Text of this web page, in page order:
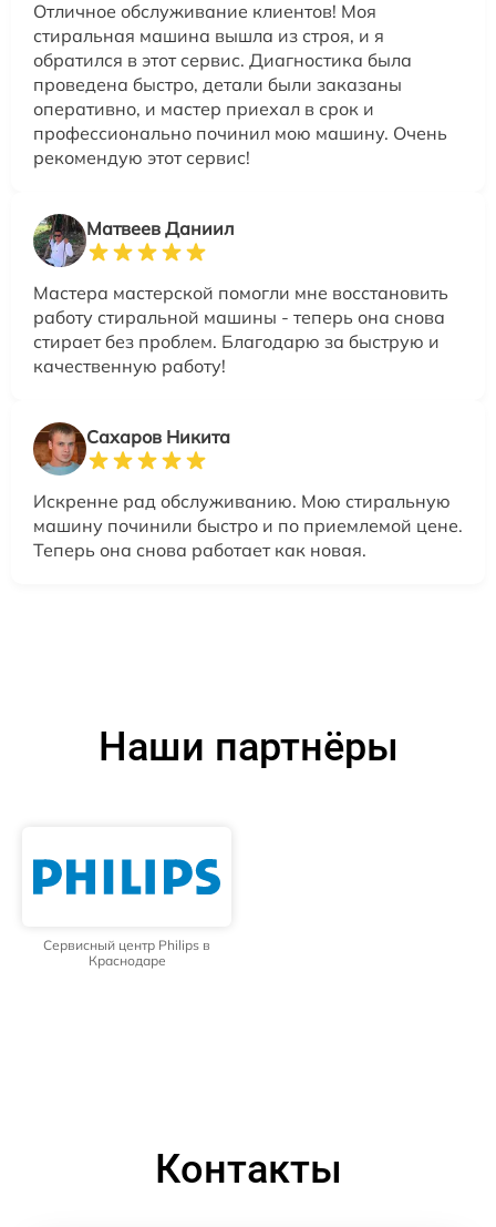
Отличное обслуживание клиентов! Моя
стиральная машина вышла из строя, и я
обратился в этот сервис. Диагностика была
проведена быстро, детали были заказаны
оперативно, и мастер приехал в срок и
профессионально починил мою машину. Очень
рекомендую этот сервис!
Матвеев Даниил
Мастера мастерской помогли мне восстановить
работу стиральной машины - теперь она снова
стирает без проблем. Благодарю за быструю и
качественную работу!
Сахаров Никита
Искренне рад обслуживанию. Мою стиральную
машину починили быстро и по приемлемой цене.
Теперь она снова работает как новая.
Наши партнёры
Сервисный центр Philips в
Краснодаре
Контакты